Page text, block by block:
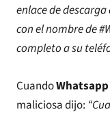
enlace de
con el nombre de
completo a su
CuandoWhatsapp
maliciosa dijo: